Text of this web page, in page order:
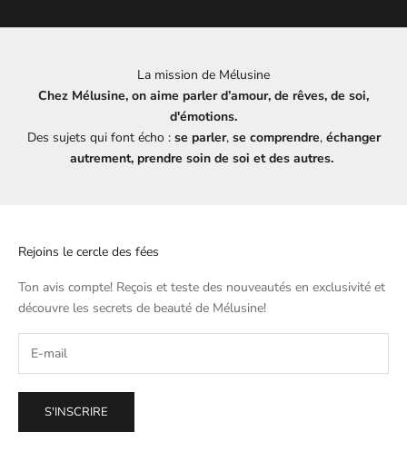
La mission de Mélusine
Chez Mélusine, on aime parler d’amour, de rêves, de soi,
d'émotions.
Des sujets qui font écho : se parler, se comprendre, échanger
autrement, prendre soin de soi et des autres.
Rejoins le cercle des fées
Ton avis compte! Reçois et teste des nouveautés en exclusivité et
découvre les secrets de beauté de Mélusine!
S'INSCRIRE